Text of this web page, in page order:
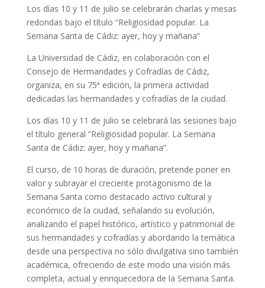
Los días 10 y 11 de julio se celebrarán charlas y mesas
redondas bajo el título “Religiosidad popular. La
Semana Santa de Cádiz: ayer, hoy y mañana”
La Universidad de Cádiz, en colaboración con el
Consejo de Hermandades y Cofradías de Cádiz,
organiza, en su 75ª edición, la primera actividad
dedicadas las hermandades y cofradías de la ciudad.
Los días 10 y 11 de julio se celebrará las sesiones bajo
el título general “Religiosidad popular. La Semana
Santa de Cádiz: ayer, hoy y mañana”.
El curso, de 10 horas de duración, pretende poner en
valor y subrayar el creciente protagonismo de la
Semana Santa como destacado activo cultural y
económico de la ciudad, señalando su evolución,
analizando el papel histórico, artístico y patrimonial de
sus hermandades y cofradías y abordando la temática
desde una perspectiva no sólo divulgativa sino también
académica, ofreciendo de este modo una visión más
completa, actual y enriquecedora de la Semana Santa.